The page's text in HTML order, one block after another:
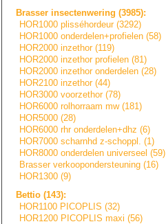
Brasser insectenwering (3985):
HOR1000 plisséhordeur (3292)
HOR1000 onderdelen+profie en (58)
HOR2000 inzethor (119)
HOR2000 inzethor profielen (81)
HOR2000 inzethor onderdelen (28)
HOR2100 inzethor (44)
HOR3000 voorzethor (78)
HOR6000 rolhorraam mw (181)
HOR5000 (28)
HOR6000 rhr onderdelen+dhz (6)
HOR7000 scharnhd z-schoppl. (1)
HOR8000 onderdelen universeel (59)
Brasser verkoopondersteuning (16)
HOR1300 (9)
Bettio (143):
HOR1100 PICOPLIS (32)
HOR1200 PICOPLIS maxi (56)